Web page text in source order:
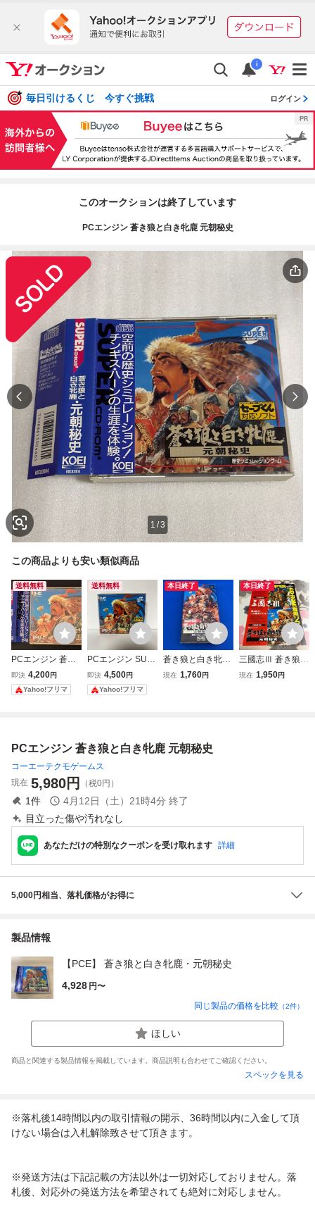
i
毎日引けるくじ 今すぐ挑戦 ログイン
このオークションは終了しています
PCエンジン 蒼き狼と白き牝鹿 元朝秘史
1 /3
この商品よりも安い類似商品
送料無料
PCエンジン 蒼き
狼と白き牝鹿
即決 4,200円
Yahoo!フリマ
送料無料
PCエンジン SUP
ER CD-ROM2 蒼
き狼と白き牝鹿 元
朝秘史 KOEI
即決 4,500円
Yahoo!フリマ
本日終了
蒼き狼と白き牝鹿
元朝秘史
現在 1,760円
本日終了
三國志Ⅲ 蒼き狼と
白き牝鹿 KOEI P
現在 1,950円
PCエンジン 蒼き狼と白き牝鹿 元朝秘史
コーエーテクモゲームス
現在 5,980円 （税0円）
1件 4月12日（土）21時4分 終了
目立った傷や汚れなし
あなただけの特別なクーポンを受け取れます 詳細
5,000円相当、落札価格がお得に
製品情報
【PCE】 蒼き狼と白き牝鹿・元朝秘史
4,928 円〜
同じ製品の価格を比較 （2件）
ほしい
商品と関連する製品情報を掲載しています。商品説明も合わせてご確認ください。
スペックを見る
※落札後14時間以内の取引情報の開示、36時間以内に入金して頂
けない場合は入札解除致させて頂きます。
※発送方法は下記記載の方法以外は一切対応しておりません。落
札後、対応外の発送方法を希望されても絶対に対応しません。